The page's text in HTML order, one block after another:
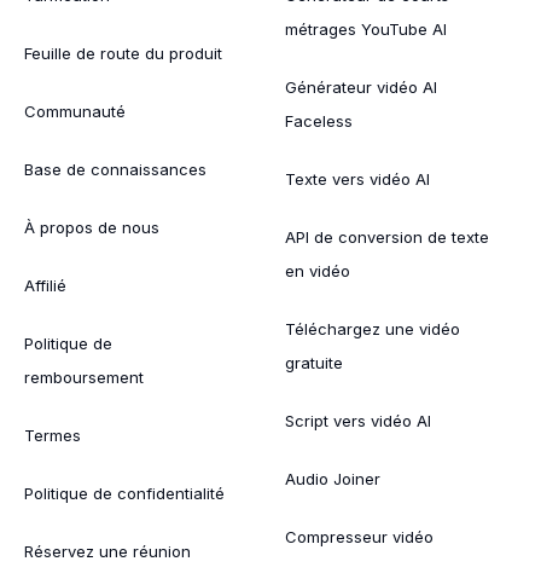
Feuille de route du produit
Communauté
Base de connaissances
À propos de nous
Affilié
Politique de
remboursement
Termes
Politique de confidentialité
Réservez une réunion
métrages YouTube AI
Générateur vidéo AI
Faceless
Texte vers vidéo AI
API de conversion de texte
en vidéo
Téléchargez une vidéo
gratuite
Script vers vidéo AI
Audio Joiner
Compresseur vidéo